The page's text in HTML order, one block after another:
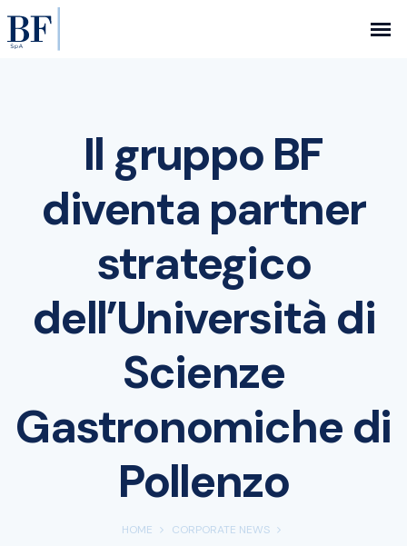
Il gruppo BF
diventa partner
strategico
dell’Università di
Scienze
Gastronomiche di
Pollenzo
HOME
CORPORATE NEWS